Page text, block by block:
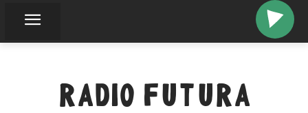
RADIO FUTURA